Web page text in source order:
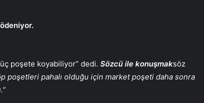
poşete koyabiliyor” dedi. Sözcü ile konuşmaksöz
poşetleri pahalı olduğu için market poşeti daha sonra